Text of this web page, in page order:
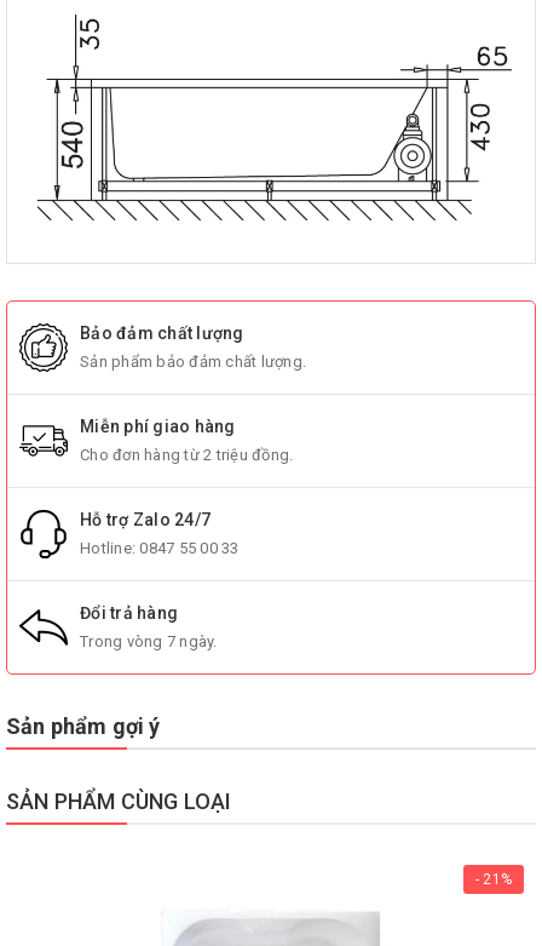
Bảo đảm chất lượng
Sản phẩm bảo đảm chất lượng.
Miễn phí giao hàng
Cho đơn hàng từ 2 triệu đồng.
Hỗ trợ Zalo 24/7
Hotline:0847 55 00 33
Đổi trả hàng
Trong vòng 7 ngày.
Sản phẩm gợi ý
SẢN PHẨM CÙNG LOẠI
- 21%